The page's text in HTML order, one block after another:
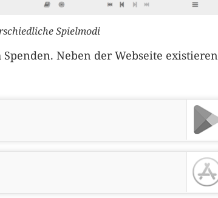
Spielmodi
Spenden. Neben der Webseite existieren